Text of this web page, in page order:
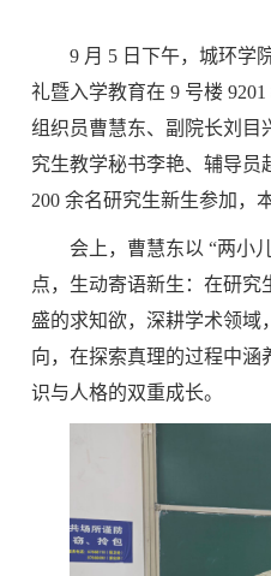
9 月 5 日下午，城环学
礼暨入学教育在 9 号楼
组织员曹慧东、副院长刘目
究生教学秘书李艳、辅导员
200 余名研究生新生参加，
会上，曹慧东以 “两小
点，生动寄语新生：在研究
盛的求知欲，深耕学术领域
向，在探索真理的过程中涵
识与人格的双重成长。